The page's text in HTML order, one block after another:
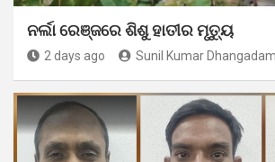
ନର୍ଲା ରେଞ୍ଜରେ ଶିଶୁ ହାତୀର ମୃତ୍ୟୁ
2 days ago Sunil Kumar